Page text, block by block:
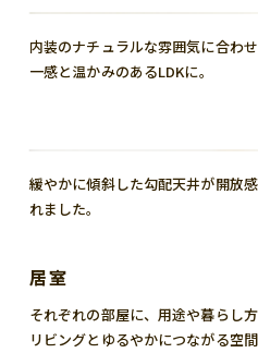
内装のナチュラルな雰囲気に合わ
一感と温かみのあるLDKに。
緩やかに傾斜した勾配天井が開放
れました。
居室
それぞれの部屋に、用途や暮らし
リビングとゆるやかにつながる空